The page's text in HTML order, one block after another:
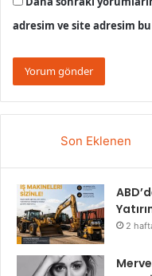
adresim ve site adresim
Son Eklenen
2